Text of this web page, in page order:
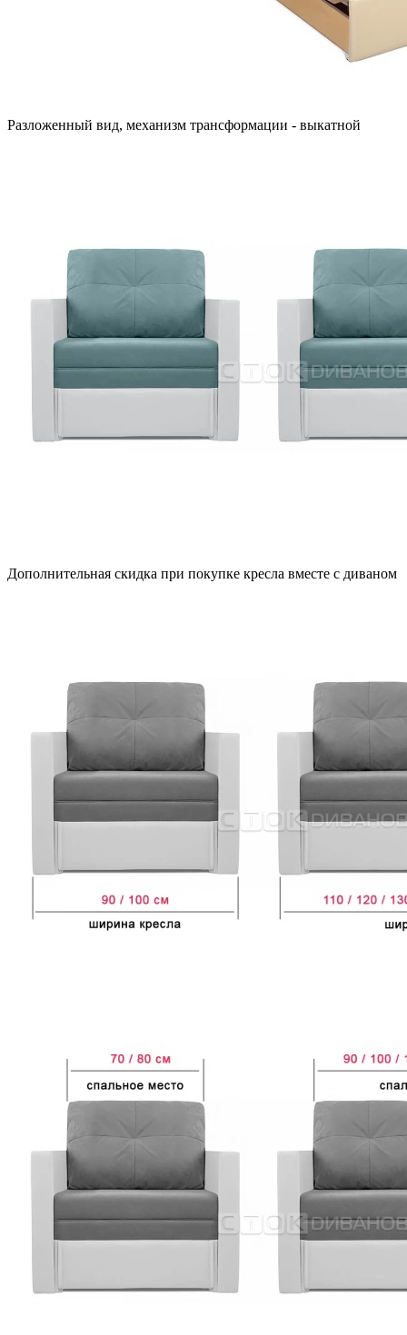
Разложенный вид, механизм трансформации - выкатной
Дополнительная скидка при покупке кресла вместе с диваном